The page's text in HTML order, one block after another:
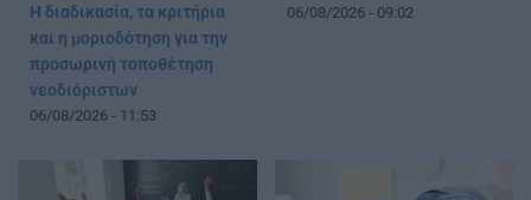
Η διαδικασία, τα κριτήρια
και η μοριοδότηση για την
προσωρινή τοποθέτηση
νεοδιόριστων
06/08/2026 - 11:53
06/08/2026 - 09:02